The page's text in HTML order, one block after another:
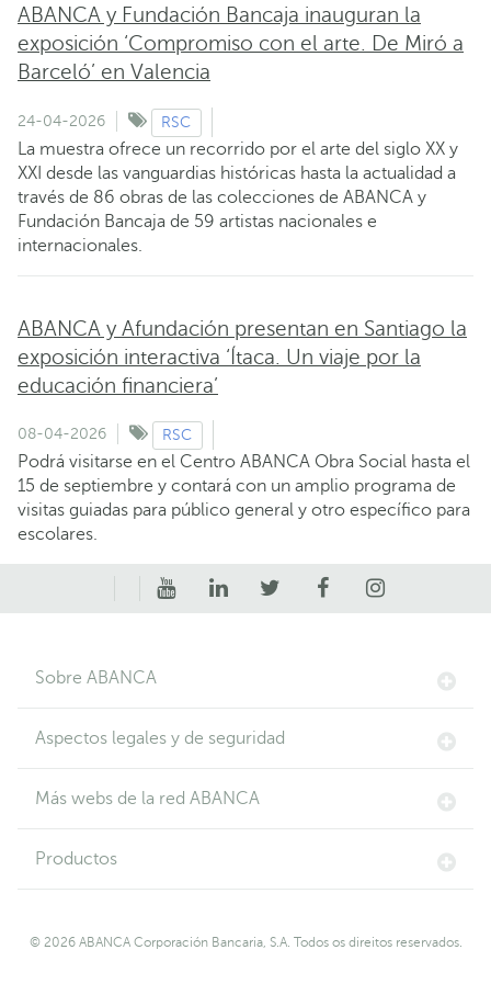
ABANCA y Fundación Bancaja inauguran la
exposición ‘Compromiso con el arte. De Miró a
Barceló’ en Valencia
24-04-2026 RSC
La muestra ofrece un recorrido por el arte del siglo XX y
XXI desde las vanguardias históricas hasta la actualidad a
través de 86 obras de las colecciones de ABANCA y
Fundación Bancaja de 59 artistas nacionales e
internacionales.
ABANCA y Afundación presentan en Santiago la
exposición interactiva ‘Ítaca. Un viaje por la
educación financiera’
08-04-2026 RSC
Podrá visitarse en el Centro ABANCA Obra Social hasta el
15 de septiembre y contará con un amplio programa de
visitas guiadas para público general y otro específico para
escolares.
Sobre ABANCA
Aspectos legales y de seguridad
Más webs de la red ABANCA
Productos
© 2026 ABANCA Corporación Bancaria, S.A. Todos os direitos reservados.